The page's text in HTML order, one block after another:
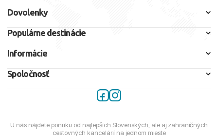
Dovolenky
Populárne destinácie
Informácie
Spoločnosť
U nás nájdete ponuku od najlepších Slovenských, ale aj zahraničných
cestovných kancelárií na jednom mieste